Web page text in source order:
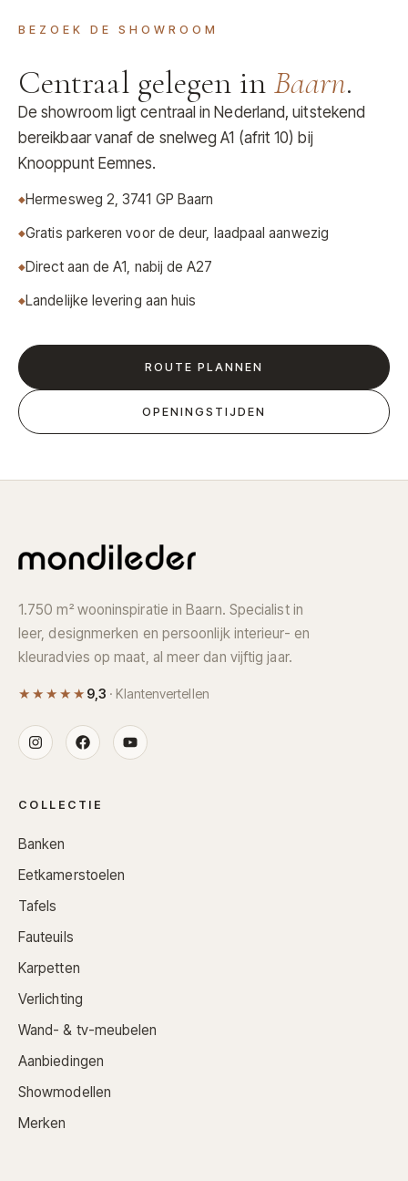
BEZOEK DE SHOWROOM
Centraal gelegen in Baarn.
De showroom ligt centraal in Nederland, uitstekend
bereikbaar vanaf de snelweg A1 (afrit 10) bij
Knooppunt Eemnes.
Hermesweg 2, 3741 GP Baarn
Gratis parkeren voor de deur, laadpaal aanwezig
Direct aan de A1, nabij de A27
Landelijke levering aan huis
ROUTE PLANNEN
OPENINGSTIJDEN
1.750 m² wooninspiratie in Baarn. Specialist in
leer, designmerken en persoonlijk interieur- en
kleuradvies op maat, al meer dan vijftig jaar.
★★★★★ 9,3 · Klantenvertellen
COLLECTIE
Banken
Eetkamerstoelen
Tafels
Fauteuils
Karpetten
Verlichting
Wand- & tv-meubelen
Aanbiedingen
Showmodellen
Merken